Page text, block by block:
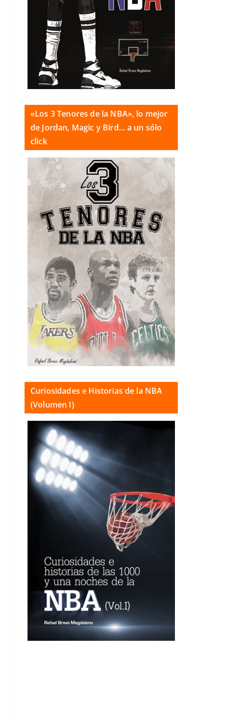
«Los 3 Tenores de la NBA», lo mejor
de Jordan, Magic y Bird… a un sólo
click
Curiosidades e Historias de la NBA
(Volumen I)